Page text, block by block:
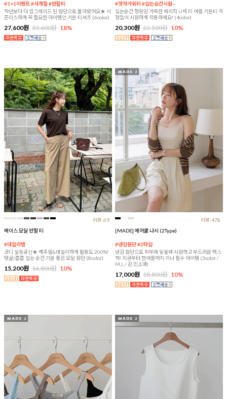
#1+1이벤트 #사계절 #반팔티
작년보다 더 업그레이드 된 원단으로 돌아왔어요★ 시
즌리스하게 꼭 필요한 아이템인 기본 티셔츠 (6color)
27,600원 33,600원 18%
#앗차가워티 #입는순간시원~
입는순간 청량감 가득한 베이직 U넥 티 여름 기본티 걱
정없이 시원하게 착용하세요! (4color)
20,300원 22,500원 10%
리뷰:69
베이스 모달 반팔 티
#데일리템
코디 일등공신★ 캐주얼&데일리하게 활용도 200%!
탱글/쫀쫀 입는 순간 기분 좋은 모달 원단 (8color)
15,200원 16,800원 10%
리뷰:478
[MADE] 에어쿨 나시 (2Type)
#냉감원단 #2타입
냉감 원단으로 피부에 닿을때 시원하고 부드러운 텍스
쳐! 지금부터 한여름까지 이너 필수 아이템 (3color /
M,L / 끈,민소매)
17,000원 18,800원 10%